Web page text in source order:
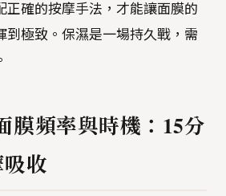
正確的按摩手法，才能讓面膜的
到極致。保濕是一場持久戰，需
膜頻率與時機：15分
收